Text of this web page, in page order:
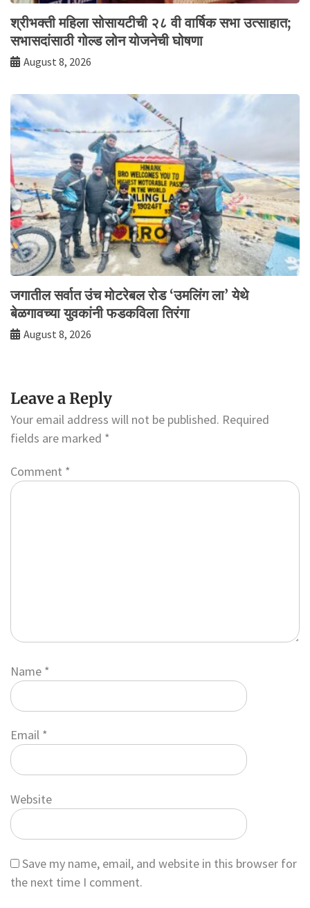
श्रीभक्ती महिला सोसायटीची २८ वी वार्षिक सभा उत्साहात;
सभासदांसाठी गोल्ड लोन योजनेची घोषणा
August 8, 2026
जगातील सर्वात उंच मोटरेबल रोड ‘उमलिंग ला’ येथे
बेळगावच्या युवकांनी फडकविला तिरंगा
August 8, 2026
Leave a Reply
Your email address will not be published. Required
fields are marked *
Comment *
Name *
Email *
Website
Save my name, email, and website in this browser for
the next time I comment.